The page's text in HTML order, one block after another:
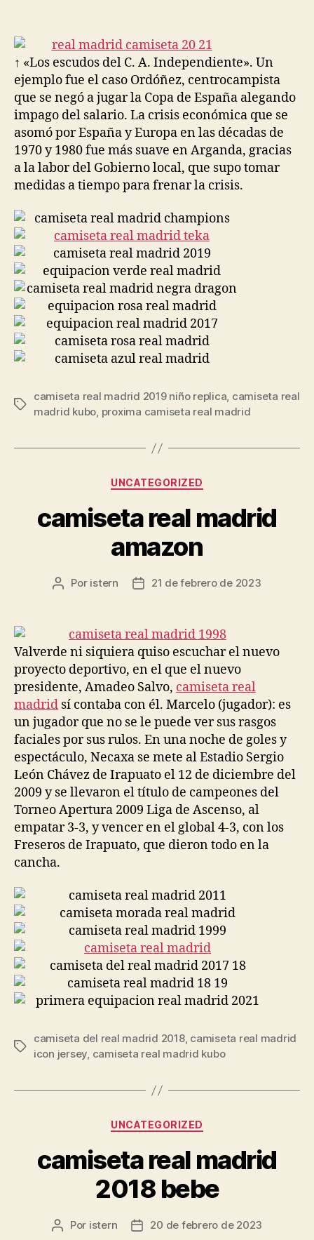
entrada
entrada
↑ «Los escudos del C. A. Independiente». Un
ejemplo fue el caso Ordóñez, centrocampista
que se negó a jugar la Copa de España alegando
impago del salario. La crisis económica que se
asomó por España y Europa en las décadas de
1970 y 1980 fue más suave en Arganda, gracias
a la labor del Gobierno local, que supo tomar
medidas a tiempo para frenar la crisis.
Etiquetas
camiseta real madrid 2019 niño replica, camiseta real
madrid kubo, proxima camiseta real madrid
Categorías
UNCATEGORIZED
camiseta real madrid
amazon
Autor
entrada
Por istern
Fecha
entrada
21 de febrero de 2023
Valverde ni siquiera quiso escuchar el nuevo
proyecto deportivo, en el que el nuevo
presidente, Amadeo Salvo, camiseta real
madrid sí contaba con él. Marcelo (jugador): es
un jugador que no se le puede ver sus rasgos
faciales por sus rulos. En una noche de goles y
espectáculo, Necaxa se mete al Estadio Sergio
León Chávez de Irapuato el 12 de diciembre del
2009 y se llevaron el título de campeones del
Torneo Apertura 2009 Liga de Ascenso, al
empatar 3-3, y vencer en el global 4-3, con los
Freseros de Irapuato, que dieron todo en la
cancha.
Etiquetas
camiseta del real madrid 2018, camiseta real madrid
icon jersey, camiseta real madrid kubo
Categorías
UNCATEGORIZED
camiseta real madrid
2018 bebe
Autor
Por istern
Fecha20 de febrero de 2023